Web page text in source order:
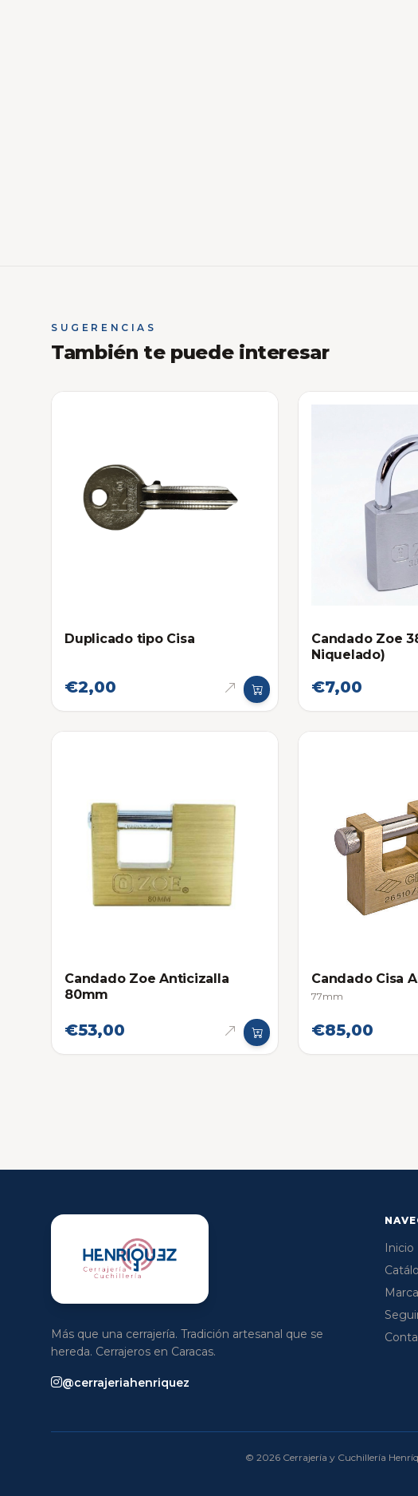
SUGERENCIAS
También te puede interesar
Duplicado tipo Cisa
€2,00
Candado Zoe
Niquelado)
€7,00
Candado Zoe Anticizalla
80mm
€53,00
Candado Cisa
77mm
€85,00
Más que una cerrajería. Tradición artesanal que se
hereda. Cerrajeros en Caracas.
@cerrajeriahenriquez
Inicio
© 2026 Cerrajería y Cuchillería